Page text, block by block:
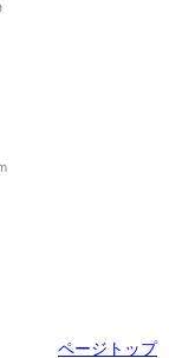
ページトップ